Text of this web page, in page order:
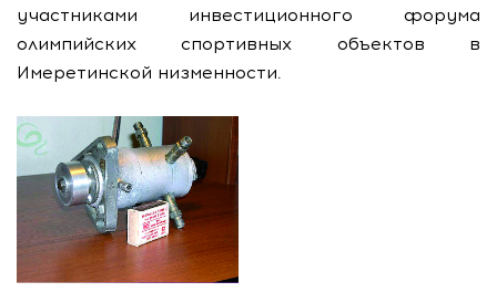
участниками инвестиционного форума
олимпийских спортивных объектов в
Имеретинской низменности.